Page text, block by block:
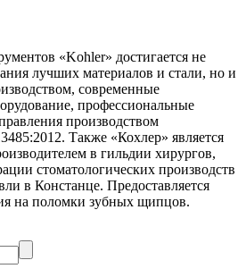
«Kohler» достигается не
лучших материалов и стали, но и
современные
профессиональные
производством
Также «Кохлер» является
в гильдии хирургов,
стоматологических производств
в Констанце. Предоставляется
на поломки зубных щипцов.